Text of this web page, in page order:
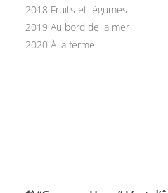
2018 Fruits et légumes
2019 Au bord de la mer
2020 À la ferme